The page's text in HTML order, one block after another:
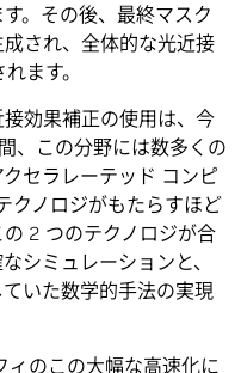
。その後、最終マスク
され、全体的な光近接
ます。
効果補正の使用は、今
、この分野には数多くの
セラレーテッド コンピ
クノロジがもたらすほど
2 つのテクノロジが合
シミュレーションと、
いた数学的手法の実現
ィのこの大幅な高速化に